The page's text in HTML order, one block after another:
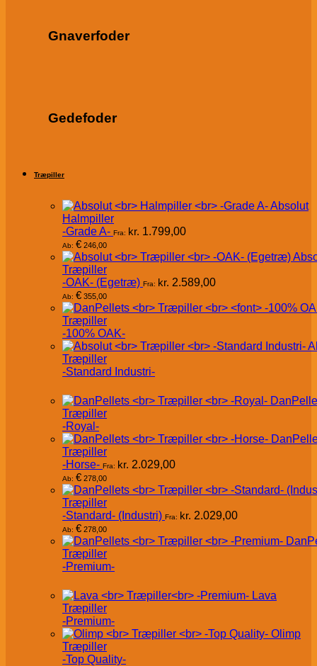
Gnaverfoder
Gedefoder
Træpiller
Absolut
Halmpiller
-Grade A- Fra: kr. 1.799,00
Ab: € 246,00
Træpiller
-OAK- (Egetræ) Fra: kr. 2.589,00
Ab: € 355,00
Træpiller
-100% OAK-
Træpiller
-Standard Industri-
Træpiller
-Royal-
Træpiller
-Horse- Fra: kr. 2.029,00
Ab: € 278,00
Træpiller
-Standard- (Industri) Fra: kr. 2.029,00
Ab: € 278,00
Træpiller
-Premium-
Lava
Træpiller
-Premium-
Olimp
Træpiller
-Top Quality-